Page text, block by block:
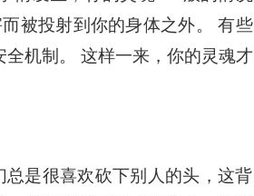
被投射到你的身体之外。 有些
机制。 这样一来，你的灵魂才
是很喜欢砍下别人的头，这背